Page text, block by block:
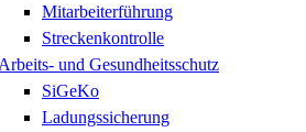
Mitarbeiterführung
Streckenkontrolle
Arbeits- und Gesundheitsschutz
SiGeKo
Ladungssicherung